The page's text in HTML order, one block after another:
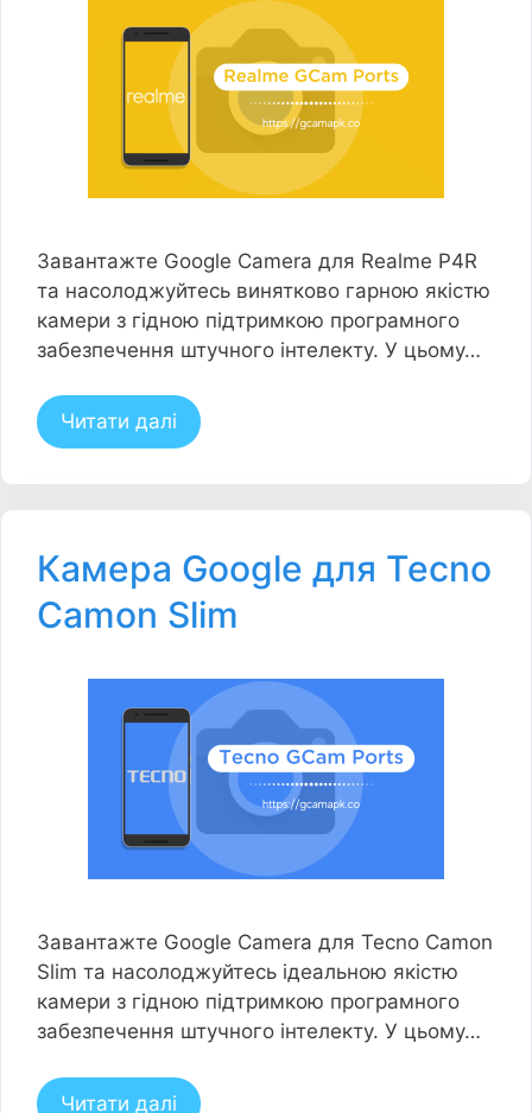
Завантажте Google Camera для Realme P4R
та насолоджуйтесь винятково гарною якістю
камери з гідною підтримкою програмного
забезпечення штучного інтелекту. У цьому…
Читати далі
Камера Google для Tecno
Camon Slim
Завантажте Google Camera для Tecno Camon
Slim та насолоджуйтесь ідеальною якістю
камери з гідною підтримкою програмного
забезпечення штучного інтелекту. У цьому…
Читати далі